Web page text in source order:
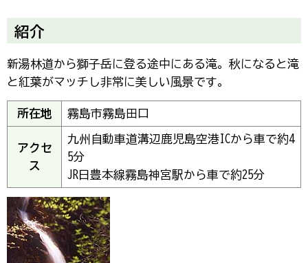
紹介
新湯林道から獅子岳に登る途中にある滝。秋になると滝
と紅葉がマッチし非常に美しい風景です。
所在地 霧島市霧島田口
アクセ
ス
九州自動車道溝辺鹿児島空港ICから車で約4
5分
JR日豊本線霧島神宮駅から車で約25分